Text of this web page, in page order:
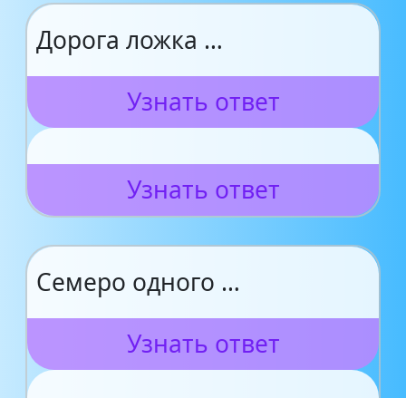
Дорога ложка …
Узнать ответ
Узнать ответ
Семеро одного …
Узнать ответ